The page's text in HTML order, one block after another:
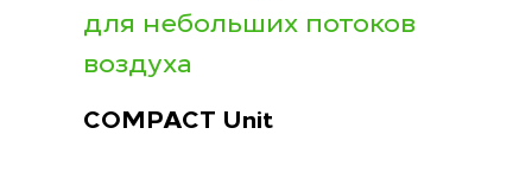
для небольших потоков
воздуха
COMPACT Unit